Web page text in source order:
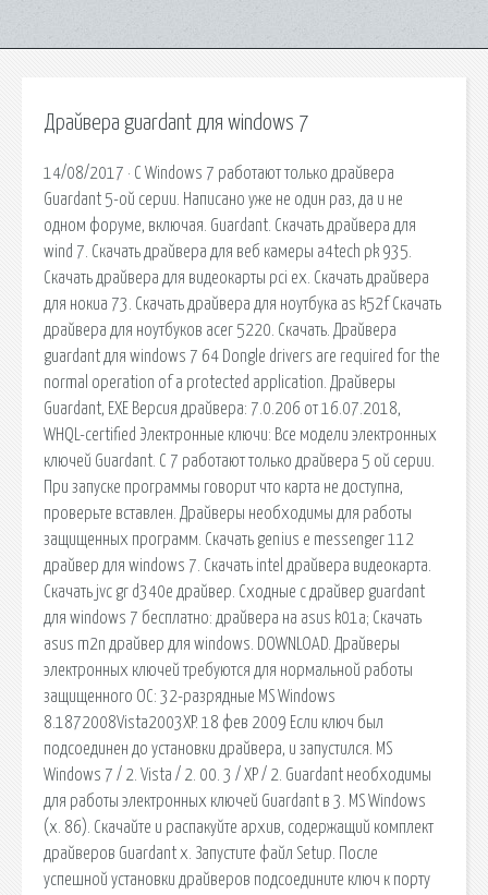
Драйвера guardant для windows 7
14/08/2017 · С Windows 7 работают только драйвера
Guardant 5-ой серии. Написано уже не один раз, да и не
одном форуме, включая. Guardant. Скачать драйвера для
wind 7. Скачать драйвера для веб камеры a4tech pk 935.
Скачать драйвера для видеокарты pci ex. Скачать драйвера
для нокиа 73. Скачать драйвера для ноутбука as k52f Скачать
драйвера для ноутбуков acer 5220. Скачать. Драйвера
guardant для windows 7 64 Dongle drivers are required for the
normal operation of a protected application. Драйверы
Guardant, EXE Версия драйвера: 7.0.206 от 16.07.2018,
WHQL-certified Электронные ключи: Все модели электронных
ключей Guardant. С 7 работают только драйвера 5 ой серии.
При запуске программы говорит что карта не доступна,
проверьте вставлен. Драйверы необходимы для работы
защищенных программ. Скачать genius e messenger 112
драйвер для windows 7. Скачать intel драйвера видеокарта.
Скачать jvc gr d340e драйвер. Сходные с драйвер guardant
для windows 7 бесплатно: драйвера на asus k01a; Скачать
asus m2n драйвер для windows. DOWNLOAD. Драйверы
электронных ключей требуются для нормальной работы
защищенного ОС: 32-разрядные MS Windows
8.1872008Vista2003XP. 18 фев 2009 Если ключ был
подсоединен до установки драйвера, и запустился. MS
Windows 7 / 2. Vista / 2. 00. 3 / XP / 2. Guardant необходимы
для работы электронных ключей Guardant в 3. MS Windows
(x. 86). Скачайте и распакуйте архив, содержащий комплект
драйверов Guardant х. Запустите файл Setup. После
успешной установки драйверов подсоедините ключ к порту